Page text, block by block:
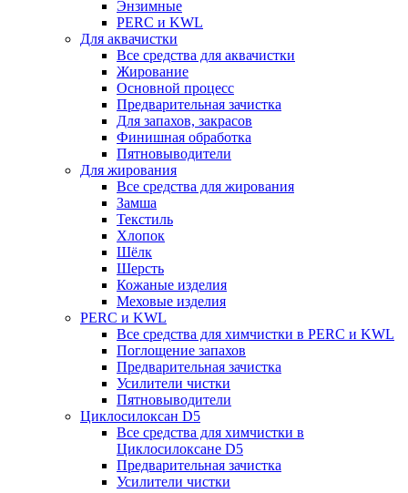
Энзимные
PERC и KWL
Для аквачистки
Все средства для аквачистки
Жирование
Основной процесс
Предварительная зачистка
Для запахов, закрасов
Финишная обработка
Пятновыводители
Для жирования
Все средства для жирования
Замша
Текстиль
Хлопок
Шёлк
Шерсть
Кожаные изделия
Меховые изделия
PERC и KWL
Все средства для химчистки в PERC и KWL
Поглощение запахов
Предварительная зачистка
Усилители чистки
Пятновыводители
Циклосилоксан D5
Все средства для химчистки в
Циклосилоксане D5
Предварительная зачистка
Усилители чистки